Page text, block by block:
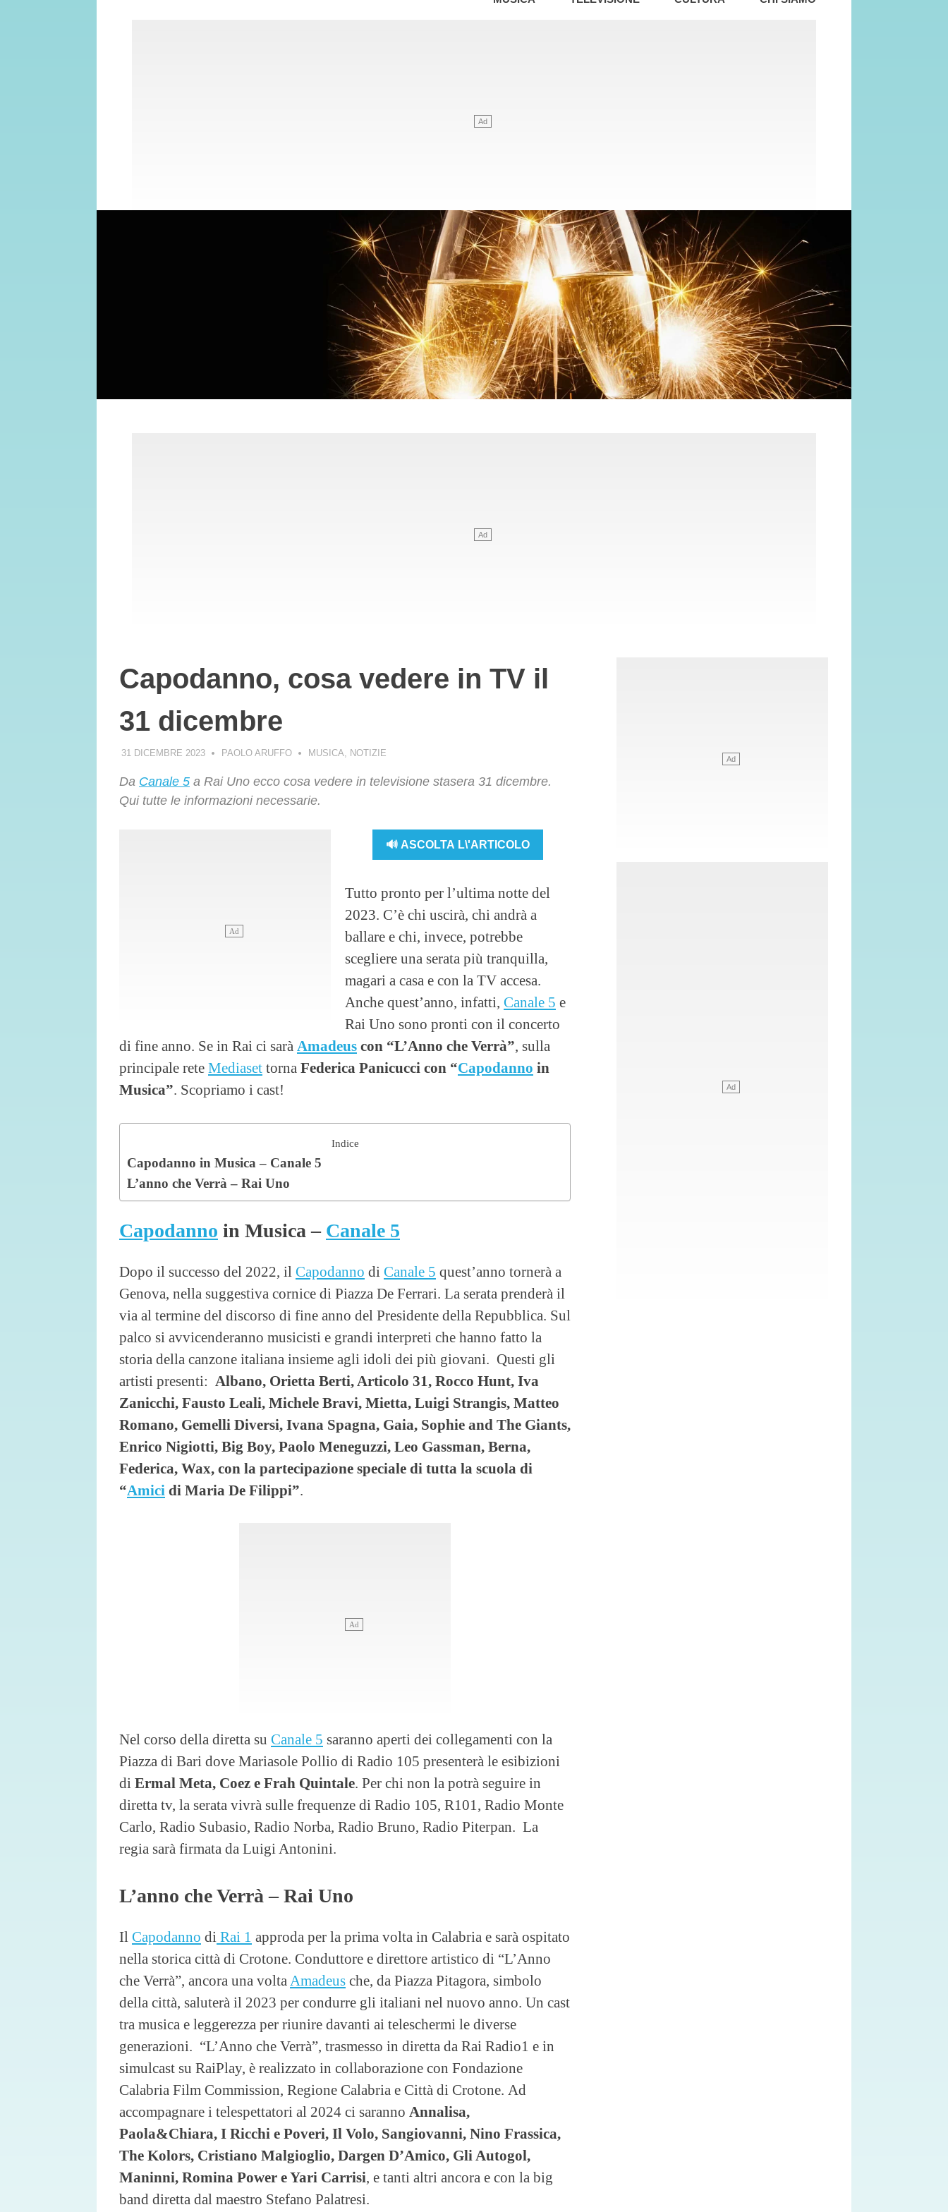
Capodanno, cosa vedere in TV il
31 dicembre
31 DICEMBRE 2023 PAOLO ARUFFO MUSICA, NOTIZIE
Da Canale 5 a Rai Uno ecco cosa vedere in televisione stasera 31 dicembre.
Qui tutte le informazioni necessarie.
🔊 ASCOLTA L\'ARTICOLO
Tutto pronto per l’ultima notte del
2023. C’è chi uscirà, chi andrà a
ballare e chi, invece, potrebbe
scegliere una serata più tranquilla,
magari a casa e con la TV accesa.
Anche quest’anno, infatti, Canale 5 e
Rai Uno sono pronti con il concerto
di fine anno. Se in Rai ci sarà Amadeus con “L’Anno che Verrà”, sulla
principale rete Mediaset torna Federica Panicucci con “Capodanno in
Musica”. Scopriamo i cast!
Indice
Capodanno in Musica – Canale 5
L’anno che Verrà – Rai Uno
Capodanno in Musica – Canale 5
Dopo il successo del 2022, il Capodanno di Canale 5 quest’anno tornerà a
Genova, nella suggestiva cornice di Piazza De Ferrari. La serata prenderà il
via al termine del discorso di fine anno del Presidente della Repubblica. Sul
palco si avvicenderanno musicisti e grandi interpreti che hanno fatto la
storia della canzone italiana insieme agli idoli dei più giovani. Questi gli
artisti presenti: Albano, Orietta Berti, Articolo 31, Rocco Hunt, Iva
Zanicchi, Fausto Leali, Michele Bravi, Mietta, Luigi Strangis, Matteo
Romano, Gemelli Diversi, Ivana Spagna, Gaia, Sophie and The Giants,
Enrico Nigiotti, Big Boy, Paolo Meneguzzi, Leo Gassman, Berna,
Federica, Wax, con la partecipazione speciale di tutta la scuola di
“Amici di Maria De Filippi”.
Nel corso della diretta su Canale 5 saranno aperti dei collegamenti con la
Piazza di Bari dove Mariasole Pollio di Radio 105 presenterà le esibizioni
di Ermal Meta, Coez e Frah Quintale. Per chi non la potrà seguire in
diretta tv, la serata vivrà sulle frequenze di Radio 105, R101, Radio Monte
Carlo, Radio Subasio, Radio Norba, Radio Bruno, Radio Piterpan. La
regia sarà firmata da Luigi Antonini.
L’anno che Verrà – Rai Uno
Il Capodanno di Rai 1 approda per la prima volta in Calabria e sarà ospitato
nella storica città di Crotone. Conduttore e direttore artistico di “L’Anno
che Verrà”, ancora una volta Amadeus che, da Piazza Pitagora, simbolo
della città, saluterà il 2023 per condurre gli italiani nel nuovo anno. Un cast
tra musica e leggerezza per riunire davanti ai teleschermi le diverse
generazioni. “L’Anno che Verrà”, trasmesso in diretta da Rai Radio1 e in
simulcast su RaiPlay, è realizzato in collaborazione con Fondazione
Calabria Film Commission, Regione Calabria e Città di Crotone. Ad
accompagnare i telespettatori al 2024 ci saranno Annalisa,
Paola&Chiara, I Ricchi e Poveri, Il Volo, Sangiovanni, Nino Frassica,
The Kolors, Cristiano Malgioglio, Dargen D’Amico, Gli Autogol,
Maninni, Romina Power e Yari Carrisi, e tanti altri ancora e con la big
band diretta dal maestro Stefano Palatresi.